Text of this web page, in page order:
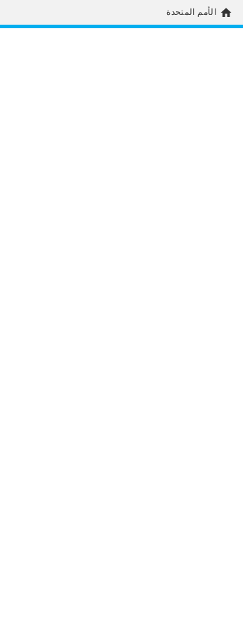
home الأمم المتحدة